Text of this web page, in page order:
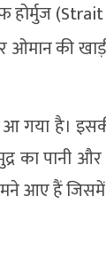
होर्मुज
की
आ गया है।
का पानी
आए हैं